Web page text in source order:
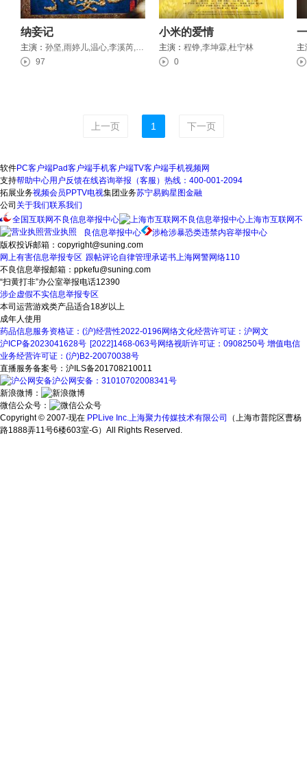
纳妾记
主演：
孙坚,雨婷儿,温心,李溪芮,何育骏
97
小米的爱情
主演： 程铮,李坤霖,杜宁林
0
主
上一页 1 下一页
软件PC客户端Pad客户端手机客户端TV客户端手机视频网
支持帮助中心用户反馈在线咨询举报（客服）热线：400-001-2094
拓展业务视频会员 PPTV电视集团业务苏宁易购星图金融
公司 关于我们联系我们
全国互联网不良信息举报中心
上海市互联网不
良信息举报中心
涉枪涉暴恐类违禁内容举报中心
营业执照
版权投诉邮箱：copyright@suning.com
跟帖评论自律管理承诺书
网上有害信息举报专区
上海网警网络110
不良信息举报邮箱：ppkefu@suning.com
“扫黄打非”办公室举报电话12390
涉企虚假不实信息举报专区
本司运营游戏类产品适合18岁以上
成年人使用
药品信息服务资格证：(沪)经营性2022-0196 网络文化经营许可证：沪网文
[2022]1468-063号
沪ICP备2023041628号 网络视听许可证：0908250号 增值电信
业务经营许可证：(沪)B2-20070038号
直播服务备案号：沪ILS备201708210011
沪公网安备：31010702008341号
新浪微博：
微信公众号：
Copyright © 2007-现在 PPLive Inc.上海聚力传媒技术有限公司
（上海市普陀区曹杨
路1888弄11号6楼603室-G）All Rights Reserved.